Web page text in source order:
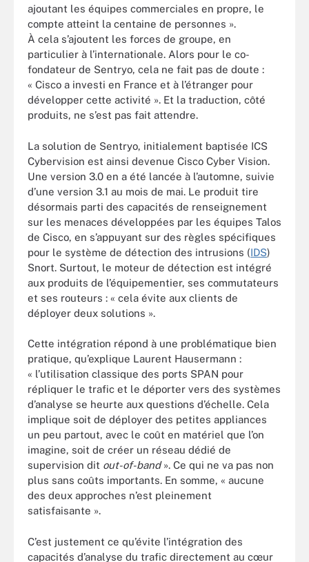
ajoutant les équipes commerciales en propre, le
compte atteint la centaine de personnes ».
À cela s’ajoutent les forces de groupe, en
particulier à l’internationale. Alors pour le co-
fondateur de Sentryo, cela ne fait pas de doute :
« Cisco a investi en France et à l’étranger pour
développer cette activité ». Et la traduction, côté
produits, ne s’est pas fait attendre.
La solution de Sentryo, initialement baptisée ICS
Cybervision est ainsi devenue Cisco Cyber Vision.
Une version 3.0 en a été lancée à l’automne, suivie
d’une version 3.1 au mois de mai. Le produit tire
désormais parti des capacités de renseignement
sur les menaces développées par les équipes Talos
de Cisco, en s’appuyant sur des règles spécifiques
pour le système de détection des intrusions (IDS)
Snort. Surtout, le moteur de détection est intégré
aux produits de l’équipementier, ses commutateurs
et ses routeurs : « cela évite aux clients de
déployer deux solutions ».
Cette intégration répond à une problématique bien
pratique, qu’explique Laurent Hausermann :
« l’utilisation classique des ports SPAN pour
répliquer le trafic et le déporter vers des systèmes
d’analyse se heurte aux questions d’échelle. Cela
implique soit de déployer des petites appliances
un peu partout, avec le coût en matériel que l’on
imagine, soit de créer un réseau dédié de
supervision dit out-of-band». Ce qui ne va pas non
plus sans coûts importants. En somme, « aucune
des deux approches n’est pleinement
satisfaisante ».
C’est justement ce qu’évite l’intégration des
capacités d’analyse du trafic directement au cœur